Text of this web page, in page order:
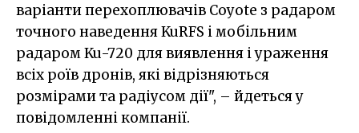
варіанти перехоплювачів Coyote з радаром
точного наведення KuRFS і мобільним
радаром Ku-720 для виявлення і ураження
всіх роїв дронів, які відрізняються
розмірами та радіусом дії", – йдеться у
повідомленні компанії.